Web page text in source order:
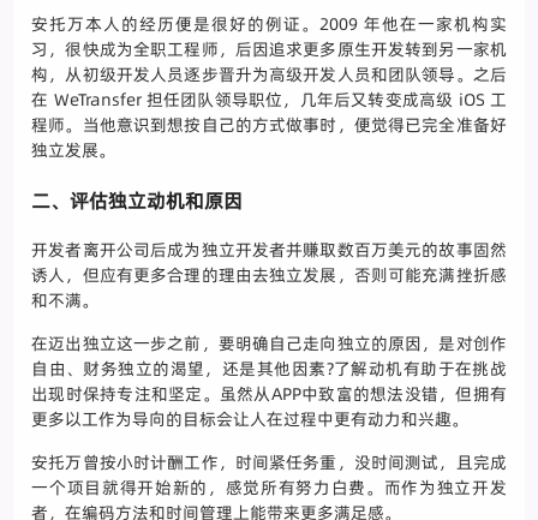
安托万本人的经历便是很好的例证。2009 年他在一家机构实
习，很快成为全职工程师，后因追求更多原生开发转到另一家机
构，从初级开发人员逐步晋升为高级开发人员和团队领导。之后
在 WeTransfer 担任团队领导职位，几年后又转变成高级 iOS 工
程师。当他意识到想按自己的方式做事时，便觉得已完全准备好
独立发展。
二、评估独立动机和原因
开发者离开公司后成为独立开发者并赚取数百万美元的故事固然
诱人，但应有更多合理的理由去独立发展，否则可能充满挫折感
和不满。
在迈出独立这一步之前，要明确自己走向独立的原因，是对创作
自由、财务独立的渴望，还是其他因素?了解动机有助于在挑战
出现时保持专注和坚定。虽然从APP中致富的想法没错，但拥有
更多以工作为导向的目标会让人在过程中更有动力和兴趣。
安托万曾按小时计酬工作，时间紧任务重，没时间测试，且完成
一个项目就得开始新的，感觉所有努力白费。而作为独立开发
者，在编码方法和时间管理上能带来更多满足感。